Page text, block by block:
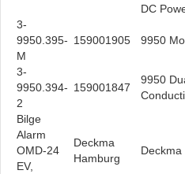
DC
3-
9950.395-
M
159001905 9950
3-
9950.394-
2
159001847
9950
Bilge
Alarm
OMD-24
EV,
Deckma
Hamburg